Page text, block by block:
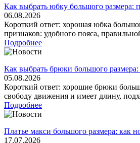
Как выбрать юбку большого размера:
06.08.2026
Короткий ответ: хорошая юбка
признаков: удобного пояса,
Подробнее
Как выбрать брюки большого размера:
05.08.2026
Короткий ответ: хорошие брюки
свободу движения и имеет длину,
Подробнее
Платье макси большого размера: как
17.07.2026